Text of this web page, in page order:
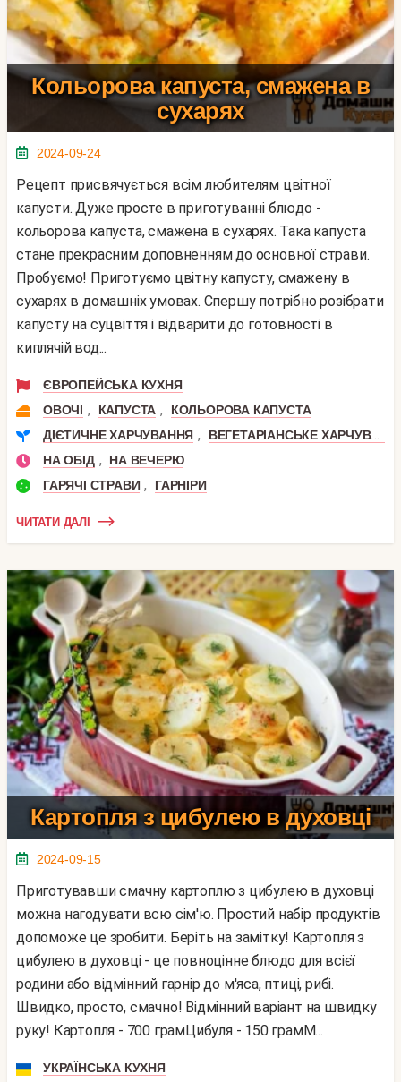
Кольорова капуста, смажена в
сухарях
2024-09-24
Рецепт присвячується всім любителям цвітної
капусти. Дуже просте в приготуванні блюдо -
кольорова капуста, смажена в сухарях. Така капуста
стане прекрасним доповненням до основної страви.
Пробуємо! Приготуємо цвітну капусту, смажену в
сухарях в домашніх умовах. Спершу потрібно розібрати
капусту на суцвіття і відварити до готовності в
киплячій вод...
ЄВРОПЕЙСЬКА КУХНЯ
ОВОЧІ , КАПУСТА ,
КОЛЬОРОВА КАПУСТА
ДІЄТИЧНЕ ХАРЧУВАННЯ ,
ВЕГЕТАРІАНСЬКЕ ХАРЧУВАННЯ
НА ОБІД ,
НА ВЕЧЕРЮ
ГАРЯЧІ СТРАВИ , ГАРНІРИ
ЧИТАТИ ДАЛІ
Картопля з цибулею в духовці
2024-09-15
Приготувавши смачну картоплю з цибулею в духовці
можна нагодувати всю сім'ю. Простий набір продуктів
допоможе це зробити. Беріть на замітку! Картопля з
цибулею в духовці - це повноцінне блюдо для всієї
родини або відмінний гарнір до м'яса, птиці, рибі.
Швидко, просто, смачно! Відмінний варіант на швидку
руку! Картопля - 700 грамЦибуля - 150 грамМ...
УКРАЇНСЬКА КУХНЯ